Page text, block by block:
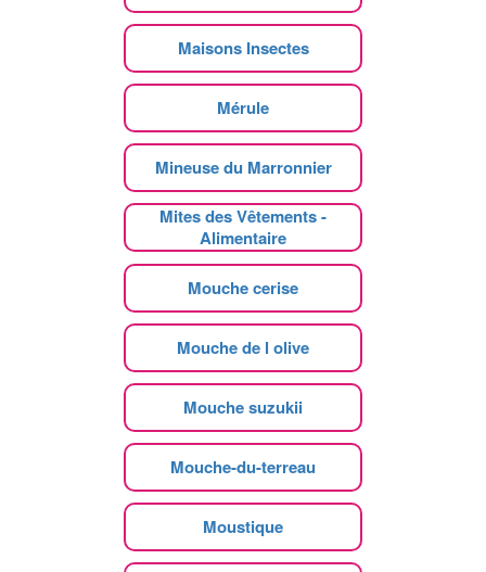
Maisons Insectes
Mérule
Mineuse du Marronnier
Mites des Vêtements -
Alimentaire
Mouche cerise
Mouche de l olive
Mouche suzukii
Mouche-du-terreau
Moustique